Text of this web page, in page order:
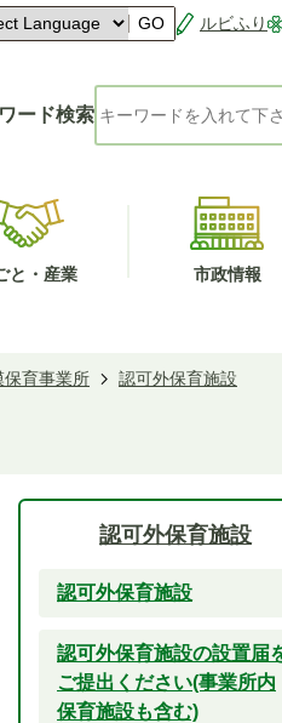
GO ルビふり
ード検索
と・産業 市政情報
保育事業所
認可外保育施設
認可外保育施設
認可外保育施設
認可外保育施設の設置届
ご提出ください(事業所内
保育施設も含む)